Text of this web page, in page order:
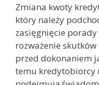
Zmiana kwoty
który należy
zasięgnięcie
rozważenie
przed dokonaniem
temu kredytobiorcy